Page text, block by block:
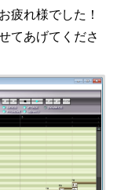
疲れ様でした！
てあげてくださ